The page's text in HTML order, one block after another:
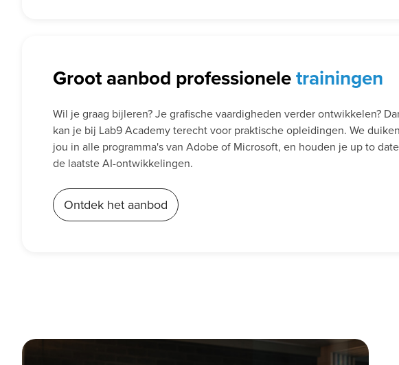
Groot aanbod professioneletrainingen
Wil je graag bijleren? Je grafische vaardigheden verder ontwikkelen?
kan je bij Lab9 Academy terecht voor praktische opleidingen. We
jou in alle programma's van Adobe of Microsoft, en houden je up to
de laatste AI-ontwikkelingen.
Ontdek het aanbod